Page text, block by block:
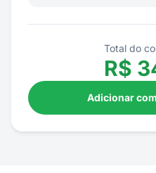
Total do
R$
Adicionar